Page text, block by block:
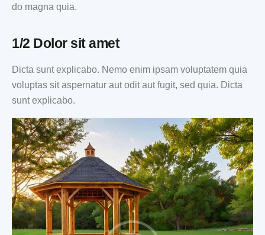
do magna quia.
1/2 Dolor sit amet
Dicta sunt explicabo. Nemo enim ipsam voluptatem quia
voluptas sit aspernatur aut odit aut fugit, sed quia. Dicta
sunt explicabo.